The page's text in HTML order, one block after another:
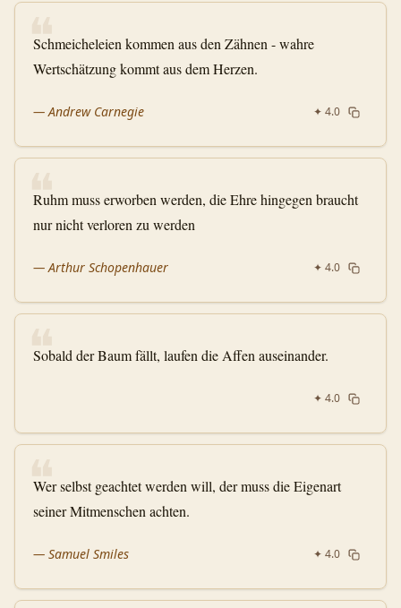
❝
Schmeicheleien kommen aus den Zähnen - wahre
Wertschätzung kommt aus dem Herzen.
—Andrew Carnegie ✦ 4.0
❝
Ruhm muss erworben werden, die Ehre hingegen braucht
nur nicht verloren zu werden
—Arthur Schopenhauer ✦ 4.0
❝
Sobald der Baum fällt, laufen die Affen auseinander.
✦ 4.0
❝
Wer selbst geachtet werden will, der muss die Eigenart
seiner Mitmenschen achten.
— Samuel Smiles ✦ 4.0